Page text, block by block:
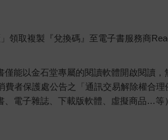
取複製『兌換碼』至電子書服務商
僅能以金石堂專屬的閱讀軟體開啟閱讀
費者保護處公告之「通訊交易解除權合
電子雜誌、下載版軟體、虛擬商品…等